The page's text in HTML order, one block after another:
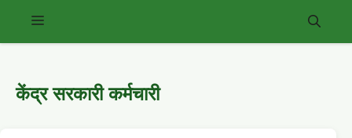
Menu
केंद्र सरकारी कर्मचारी